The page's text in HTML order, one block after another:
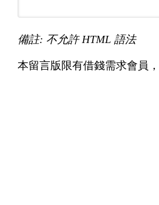
備註: 不允許 HTML 語法
本留言版限有借錢需求會員，